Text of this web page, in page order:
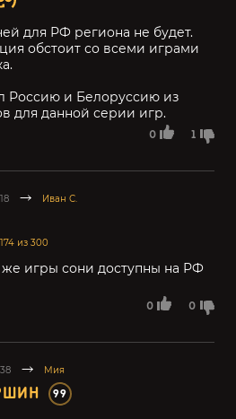
0 1
для РФ региона не будет.
обстоит со всеми играми
Россию и Белоруссию из
для данной серии игр.
Иван С.
из 300
0 0
же игры сони доступны на РФ
Мия
99